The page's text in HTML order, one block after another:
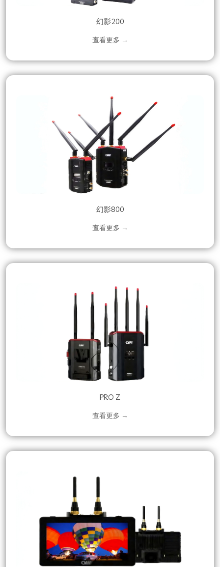
幻影200
查看更多 →
幻影800
查看更多 →
PRO Z
查看更多 →